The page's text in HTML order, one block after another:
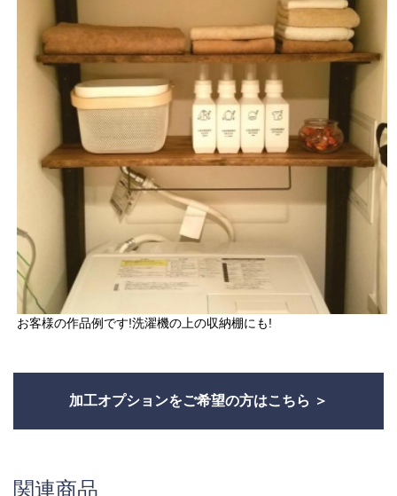
お客様の作品例です!洗濯機の上の収納棚にも!
加工オプションをご希望の方はこちら
関連商品